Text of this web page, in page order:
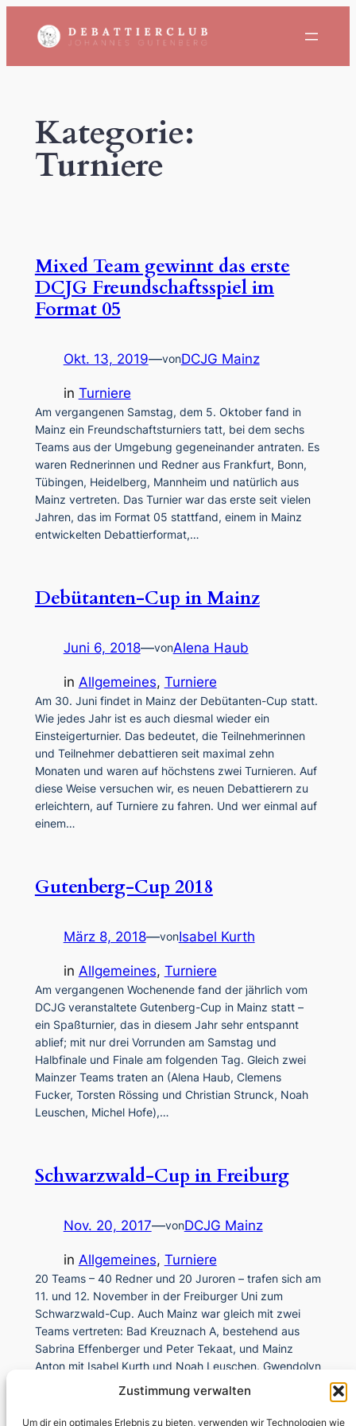
Zustimmung verwalten
Um dir ein optimales Erlebnis zu bieten, verwenden wir Technologien wie
Inhalt
Kategorie:
Turniere
Mixed Team gewinnt das erste
DCJG Freundschaftsspiel im
Format 05
Okt. 13, 2019—vonDCJG Mainz
in Turniere
Am vergangenen Samstag, dem 5. Oktober fand in
Mainz ein Freundschaftsturniers tatt, bei dem sechs
Teams aus der Umgebung gegeneinander antraten. Es
waren Rednerinnen und Redner aus Frankfurt, Bonn,
Tübingen, Heidelberg, Mannheim und natürlich aus
Mainz vertreten. Das Turnier war das erste seit vielen
Jahren, das im Format 05 stattfand, einem in Mainz
entwickelten Debattierformat,…
Debütanten-Cup in Mainz
Juni 6, 2018—vonAlena Haub
in Allgemeines, Turniere
Am 30. Juni findet in Mainz der Debütanten-Cup statt.
Wie jedes Jahr ist es auch diesmal wieder ein
Einsteigerturnier. Das bedeutet, die Teilnehmerinnen
und Teilnehmer debattieren seit maximal zehn
Monaten und waren auf höchstens zwei Turnieren. Auf
diese Weise versuchen wir, es neuen Debattierern zu
erleichtern, auf Turniere zu fahren. Und wer einmal auf
einem…
Gutenberg-Cup 2018
März 8, 2018—vonIsabel Kurth
in Allgemeines, Turniere
Am vergangenen Wochenende fand der jährlich vom
DCJG veranstaltete Gutenberg-Cup in Mainz statt –
ein Spaßturnier, das in diesem Jahr sehr entspannt
ablief; mit nur drei Vorrunden am Samstag und
Halbfinale und Finale am folgenden Tag. Gleich zwei
Mainzer Teams traten an (Alena Haub, Clemens
Fucker, Torsten Rössing und Christian Strunck, Noah
Leuschen, Michel Hofe),…
Schwarzwald-Cup in Freiburg
Nov. 20, 2017—vonDCJG Mainz
in Allgemeines, Turniere
20 Teams – 40 Redner und 20 Juroren – trafen sich am
11. und 12. November in der Freiburger Uni zum
Schwarzwald-Cup. Auch Mainz war gleich mit zwei
Teams vertreten: Bad Kreuznach A, bestehend aus
Sabrina Effenberger und Peter Tekaat, und Mainz
Anton mit Isabel Kurth und Noah Leuschen. Gwendolyn
Zeuner und Alena Haub jurierten.…